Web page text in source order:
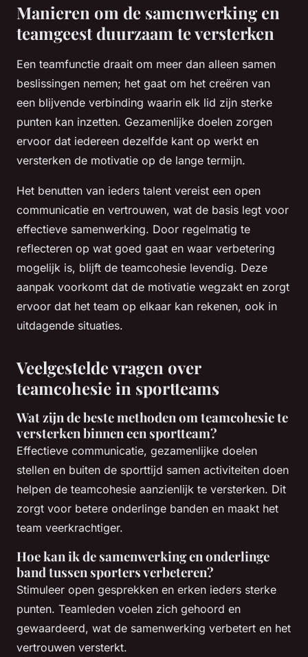
Manieren om de samenwerking en
teamgeest duurzaam te versterken
Een teamfunctie draait om meer dan alleen samen
beslissingen nemen; het gaat om het creëren van
een blijvende verbinding waarin elk lid zijn sterke
punten kan inzetten. Gezamenlijke doelen zorgen
ervoor dat iedereen dezelfde kant op werkt en
versterken de motivatie op de lange termijn.
Het benutten van ieders talent vereist een open
communicatie en vertrouwen, wat de basis legt voor
effectieve samenwerking. Door regelmatig te
reflecteren op wat goed gaat en waar verbetering
mogelijk is, blijft de teamcohesie levendig. Deze
aanpak voorkomt dat de motivatie wegzakt en zorgt
ervoor dat het team op elkaar kan rekenen, ook in
uitdagende situaties.
Veelgestelde vragen over
teamcohesie in sportteams
Wat zijn de beste methoden om teamcohesie te
versterken binnen een sportteam?
Effectieve communicatie, gezamenlijke doelen
stellen en buiten de sporttijd samen activiteiten doen
helpen de teamcohesie aanzienlijk te versterken. Dit
zorgt voor betere onderlinge banden en maakt het
team veerkrachtiger.
Hoe kan ik de samenwerking en onderlinge
band tussen sporters verbeteren?
Stimuleer open gesprekken en erken ieders sterke
punten. Teamleden voelen zich gehoord en
gewaardeerd, wat de samenwerking verbetert en het
vertrouwen versterkt.